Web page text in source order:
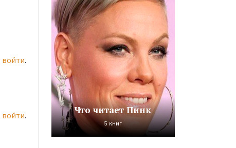
войти.
войти. Что читает Пинк
5 книг